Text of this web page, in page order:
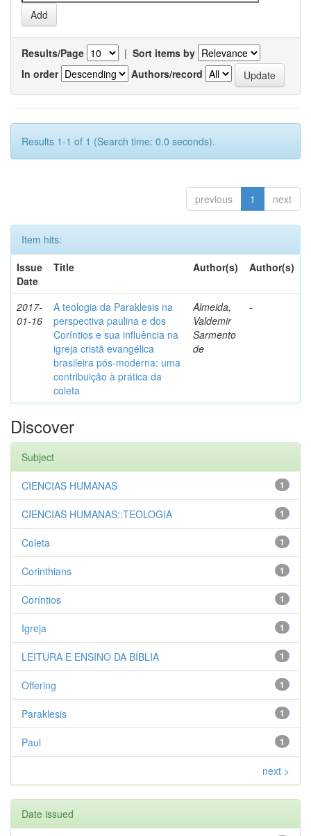
Results/Page | Sort items by
In order
Authors/record
Results 1-1 of 1 (Search time: 0.0 seconds).
previous 1 next
Item hits:
Issue
Date
Title Author(s) Author(s)
2017-
01-16
A teologia da Paraklesis na
perspectiva paulina e dos
Coríntios e sua influência na
igreja cristã evangélica
brasileira pós-moderna: uma
contribuição à prática da
coleta
Almeida,
Valdemir
Sarmento
de
-
Discover
Subject
1
CIENCIAS HUMANAS
1
CIENCIAS HUMANAS::TEOLOGIA
1
Coleta
1
Corinthians
1
Coríntios
1
Igreja
1
LEITURA E ENSINO DA BÍBLIA
1
Offering
1
Paraklesis
1
Paul
next >
Date issued